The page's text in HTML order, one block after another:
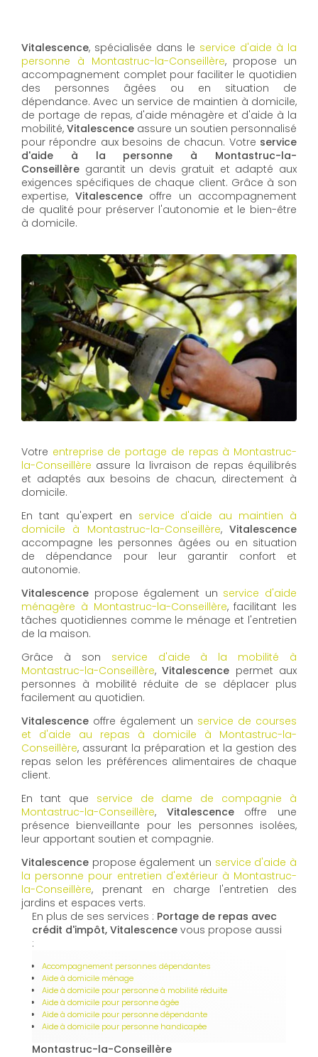
Vitalescence, spécialisée dans le service d'aide à la
personne à Montastruc-la-Conseillère, propose un
accompagnement complet pour faciliter le quotidien
des personnes âgées ou en situation de
dépendance. Avec un service de maintien à domicile,
de portage de repas, d'aide ménagère et d'aide à la
mobilité, Vitalescence assure un soutien personnalisé
pour répondre aux besoins de chacun. Votre service
d'aide à la personne à Montastruc-la-
Conseillère garantit un devis gratuit et adapté aux
exigences spécifiques de chaque client. Grâce à son
expertise, Vitalescence offre un accompagnement
de qualité pour préserver l'autonomie et le bien-être
à domicile.
Votre entreprise de portage de repas à Montastruc-
la-Conseillère assure la livraison de repas équilibrés
et adaptés aux besoins de chacun, directement à
domicile.
En tant qu'expert en service d'aide au maintien à
domicile à Montastruc-la-Conseillère,Vitalescence
accompagne les personnes âgées ou en situation
de dépendance pour leur garantir confort et
autonomie.
Vitalescence propose également un service d'aide
ménagère à Montastruc-la-Conseillère, facilitant les
tâches quotidiennes comme le ménage et l'entretien
de la maison.
Grâce à son service d'aide à la mobilité à
Montastruc-la-Conseillère,Vitalescence permet aux
personnes à mobilité réduite de se déplacer plus
facilement au quotidien.
Vitalescence offre également un service de courses
et d'aide au repas à domicile à Montastruc-la-
Conseillère, assurant la préparation et la gestion des
repas selon les préférences alimentaires de chaque
client.
En tant que service de dame de compagnie à
Montastruc-la-Conseillère, Vitalescenceoffre une
présence bienveillante pour les personnes isolées,
leur apportant soutien et compagnie.
Vitalescence propose également un service d'aide à
la personne pour entretien d'extérieur à Montastruc-
la-Conseillère, prenant en charge l'entretien des
jardins et espaces verts.
En plus de ses services : Portage de repas avec
crédit d'impôt, Vitalescence vous propose aussi
:
Accompagnement personnes dépendantes
Aide à domicile ménage
Aide à domicile pour personne à mobilité réduite
Aide à domicile pour personne âgée
Aide à domicile pour personne dépendante
Aide à domicile pour personne handicapée
Montastruc-la-Conseillère